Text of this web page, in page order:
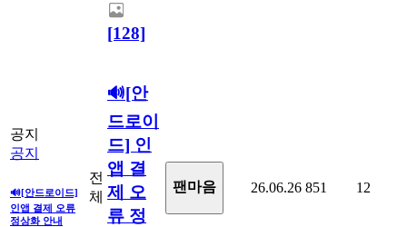
[128]
공지
공지
🔊[안드로이드]
인앱 결제 오류
정상화 안내
전
체
🔊[안
드로이
드] 인
앱 결
제 오
류 정
팬마음ㅤ 26.06.26 851 12